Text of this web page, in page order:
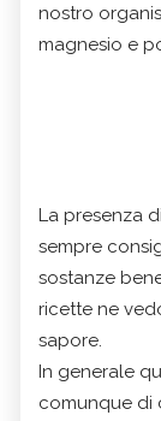
nostro
magnesio e
La presenza di
sempre
sostanze
ricette ne
sapore.
In generale
comunque di